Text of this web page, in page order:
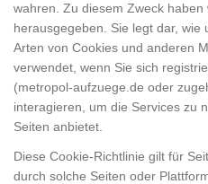
wahren. Zu diesem Zweck haben
herausgegeben. Sie legt dar, wie
Arten von Cookies und anderen
verwendet, wenn Sie sich
(metropol-aufzuege.de oder
interagieren, um die Services zu
Seiten anbietet.
Diese Cookie-Richtlinie gilt für
durch solche Seiten oder